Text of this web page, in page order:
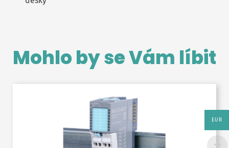
Mohlo by se Vám líbit
EUR